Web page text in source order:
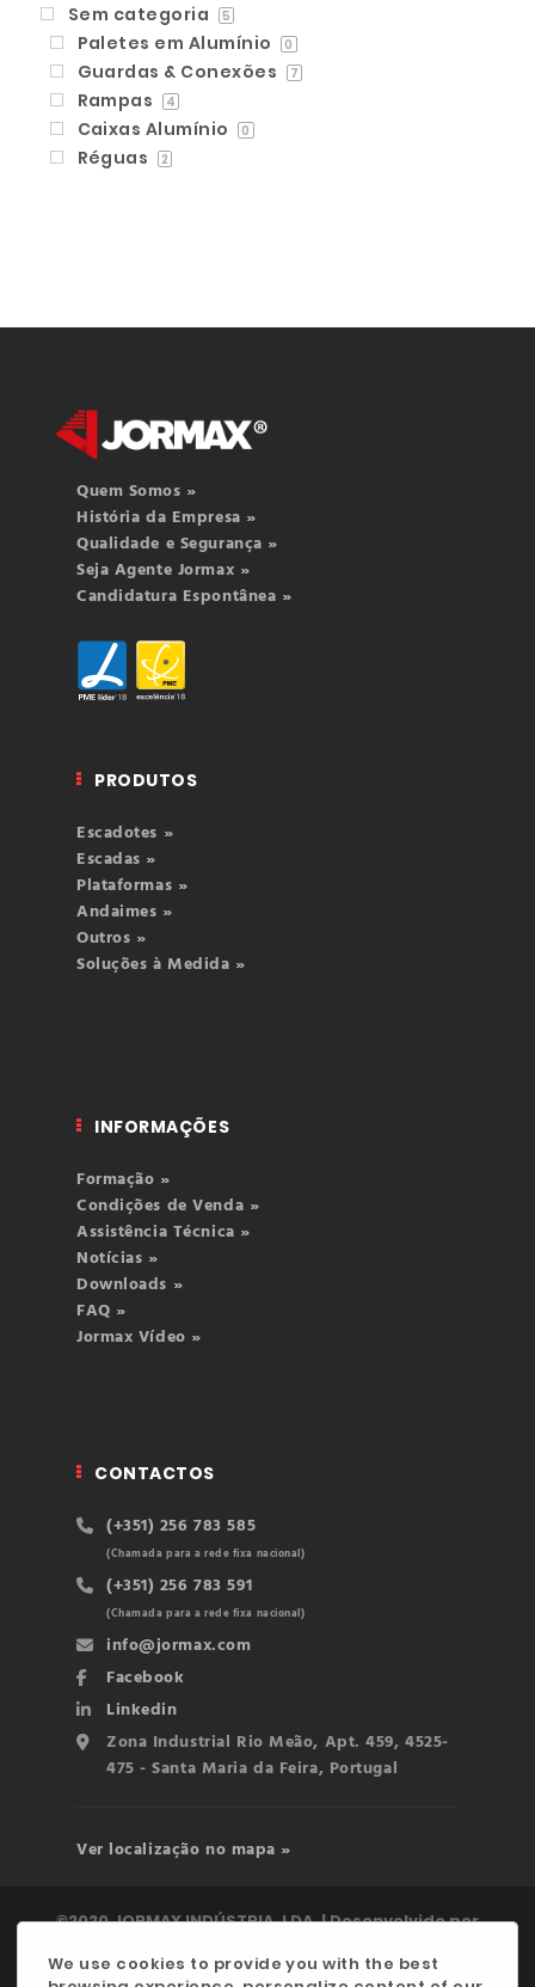
Sem categoria 5
Paletes em Alumínio 0
Guardas & Conexões 7
Rampas 4
Caixas Alumínio 0
Réguas 2
Quem Somos »
História da Empresa »
Qualidade e Segurança »
Seja Agente Jormax »
Candidatura Espontânea »
PRODUTOS
Escadotes »
Escadas »
Plataformas »
Andaimes »
Outros »
Soluções à Medida »
INFORMAÇÕES
Formação »
Condições de Venda »
Assistência Técnica »
Notícias »
Downloads »
FAQ »
Jormax Vídeo »
CONTACTOS
(+351) 256 783 585
(Chamada para a rede fixa nacional)
(+351) 256 783 591
(Chamada para a rede fixa nacional)
info@jormax.com
Facebook
Linkedin
Zona Industrial Rio Meão, Apt. 459, 4525-
475 - Santa Maria da Feira, Portugal
Ver localização no mapa »
©2020 JORMAX INDÚSTRIA, LDA. | Desenvolvido por
digitalgreen
We use cookies to provide you with the best